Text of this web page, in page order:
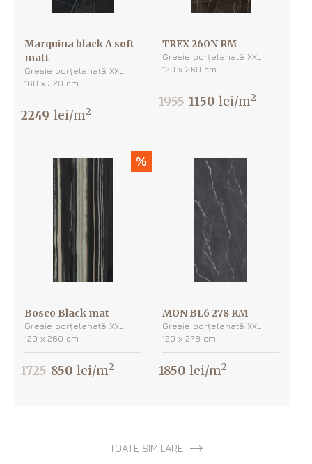
Marquina black A soft
matt
Gresie porțelanată XXL
160 х 320 cm
2249 lei/m2
TREX 260N RM
Gresie porțelanată XXL
120 х 260 cm
1955 1150 lei/m2
%
Bosco Black mat
Gresie porțelanată XXL
120 х 260 cm
1725 850 lei/m2
MON BL6 278 RM
Gresie porțelanată XXL
120 х 278 cm
1850 lei/m2
TOATE SIMILARE